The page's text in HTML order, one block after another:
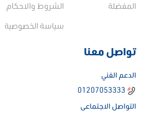
المفضلة
الشروط والاحكام
سياسة الخصوصية
تواصل معنا
الدعم الفني
التواصل الاجتماعى